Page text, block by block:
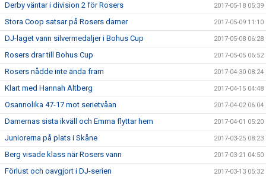
Derby väntar i division 2 för Rosers 2017-05-18 05:39
Stora Coop satsar på Rosers damer 2017-05-09 11:10
DJ-laget vann silvermedaljer i Bohus Cup 2017-05-08 06:28
Rosers drar till Bohus Cup 2017-05-05 06:52
Rosers nådde inte ända fram 2017-04-30 08:24
Klart med Hannah Altberg 2017-04-15 04:48
Osannolika 47-17 mot serietvåan 2017-04-02 06:04
Damernas sista ikväll och Emma flyttar hem 2017-04-01 05:20
Juniorerna på plats i Skåne 2017-03-25 08:23
Berg visade klass när Rosers vann 2017-03-21 04:50
Förlust och oavgjort i DJ-serien 2017-03-13 05:32